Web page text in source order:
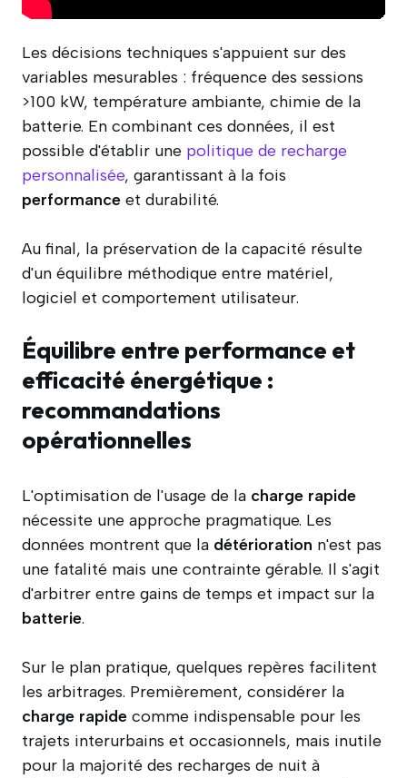
Les décisions techniques s'appuient sur des
variables mesurables : fréquence des sessions
>100 kW, température ambiante, chimie de la
batterie. En combinant ces données, il est
possible d'établir une politique de recharge
personnalisée, garantissant à la fois
performance et durabilité.
Au final, la préservation de la capacité résulte
d'un équilibre méthodique entre matériel,
logiciel et comportement utilisateur.
Équilibre entre performance et
efficacité énergétique :
recommandations
opérationnelles
L'optimisation de l'usage de la charge rapide
nécessite une approche pragmatique. Les
données montrent que la détérioration n'est pas
une fatalité mais une contrainte gérable. Il s'agit
d'arbitrer entre gains de temps et impact sur la
batterie.
Sur le plan pratique, quelques repères facilitent
les arbitrages. Premièrement, considérer la
charge rapide comme indispensable pour les
trajets interurbains et occasionnels, mais inutile
pour la majorité des recharges de nuit à